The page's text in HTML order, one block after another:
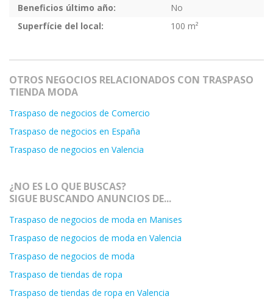
Beneficios último año:
No
Superfície del local:
100 m²
OTROS NEGOCIOS RELACIONADOS CON TRASPASO
TIENDA MODA
Traspaso de negocios de Comercio
Traspaso de negocios en España
Traspaso de negocios en Valencia
¿NO ES LO QUE BUSCAS?
SIGUE BUSCANDO ANUNCIOS DE...
Traspaso de negocios de moda en Manises
Traspaso de negocios de moda en Valencia
Traspaso de negocios de moda
Traspaso de tiendas de ropa
Traspaso de tiendas de ropa en Valencia